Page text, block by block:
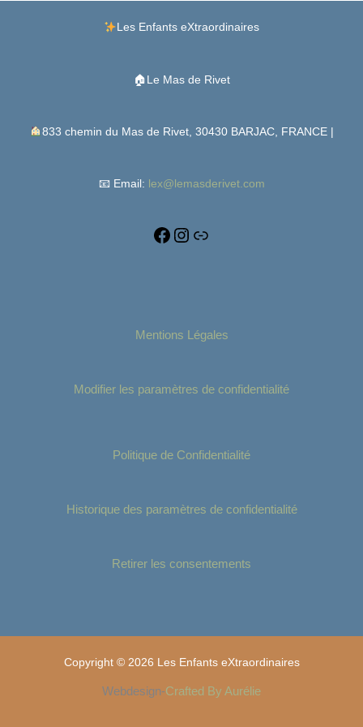
Les Enfants eXtraordinaires
🏠Le Mas de Rivet
833 chemin du Mas de Rivet, 30430 BARJAC, FRANCE |
📧 Email: lex@lemasderivet.com
Facebook
Instagram
Lien
Mentions Légales
Modifier les paramètres de confidentialité
Politique de Confidentialité
Historique des paramètres de confidentialité
Retirer les consentements
Copyright © 2026 Les Enfants eXtraordinaires
Webdesign-Crafted By Aurélie